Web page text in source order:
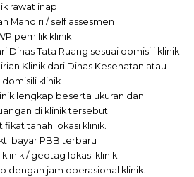
rawat inap
Mandiri / self assesmen
pemilik klinik
Dinas Tata Ruang sesuai domisili klinik
Klinik dari Dinas Kesehatan atau
domisili klinik
lengkap beserta ukuran dan
di klinik tersebut.
tanah lokasi klinik.
bayar PBB terbaru
/ geotag lokasi klinik
dengan jam operasional klinik.